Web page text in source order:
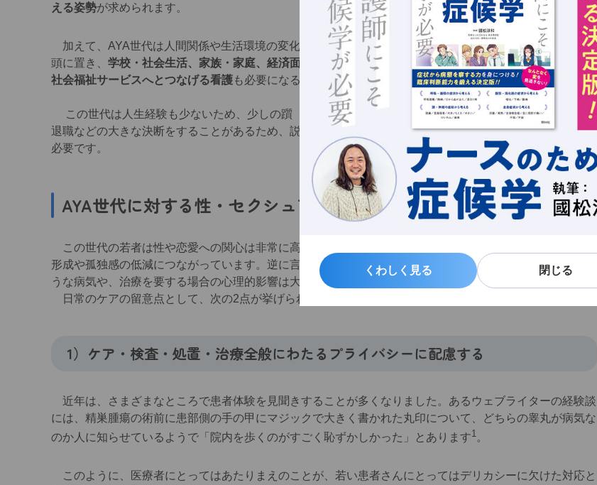
くわしく見る 閉じる
くわしく見る 閉じる
える姿勢が求められます。
加えて、AYA世代は人間関係や生活環境の変化を伴うライフイベントが連続する世代であることを常に念
頭に置き、 学校・社会生活、家族・家庭、経済面の状況について節目ごとに情報を得て、他機関との連携、
社会福祉サービスへとつなげる看護も必要になるでしょう。
この世代は人生経験も少ないため、少しの躓（つまず）きで絶望したり、十分に検討しないまま退学・
退職などの大きな決断をすることがあるため、説明や情報提供の際には、時間をかけ丁寧に対応することが
必要です。
AYA世代に対する性・セクシュアリティ・妊孕性の看護ケア
この世代の若者は性や恋愛への関心は非常に高く、また、パートナーとの親密な関係がアイデンティティ
形成や孤独感の低減につながっています。逆に言えば、性機能や妊孕性（にんようせい）に影響を及ぼすよ
うな病気や、治療を要する場合の心理的影響は大変大きいと言えます。
日常のケアの留意点として、次の2点が挙げられます。
1）ケア・検査・処置・治療全般にわたるプライバシーに配慮する
近年は、さまざまなところで患者体験を見聞きすることが多くなりました。あるウェブライターの経験談
には、精巣腫瘍の術前に患部側の手の甲にマジックで大きく書かれた丸印について、どちらの睾丸が病気な
のか人に知らせているようで「院内を歩くのがすごく恥ずかしかった」とあります1 。
このように、医療者にとってはあたりまえのことが、若い患者さんにとってはデリカシーに欠けた対応と